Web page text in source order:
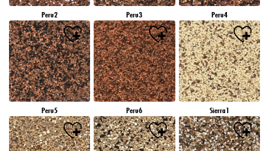
Peru2 Peru3 Peru4
Peru5 Peru6 Sierra1